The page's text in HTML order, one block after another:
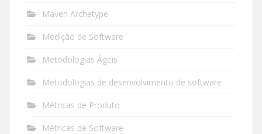
Maven Archetype
Medição de Software
Metodologias Ágeis
Metodologias de desenvolvimento de software
Métricas de Produto
Métricas de Software